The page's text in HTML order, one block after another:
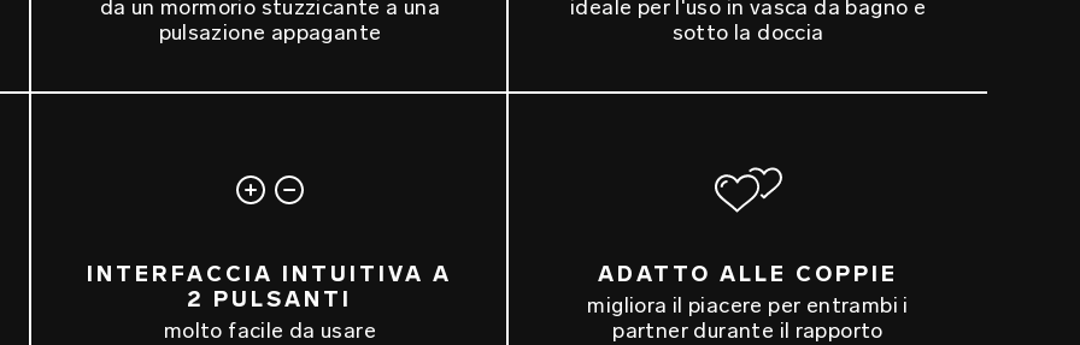
da un mormorio stuzzicante a una
pulsazione appagante
ideale per l'uso in vasca da bagno e
sotto la doccia
INTERFACCIA INTUITIVA A
2 PULSANTI
molto facile da usare
ADATTO ALLE COPPIE
migliora il piacere per entrambi i
partner durante il rapporto